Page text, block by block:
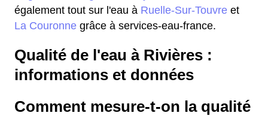
également tout sur l'eau à Ruelle-Sur-Touvre et
La Couronne grâce à services-eau-france.
Qualité de l'eau à Rivières :
informations et données
Comment mesure-t-on la qualité